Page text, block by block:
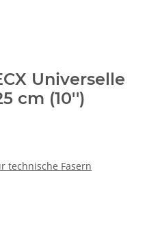
Universelle
cm (10'')
technische Fasern